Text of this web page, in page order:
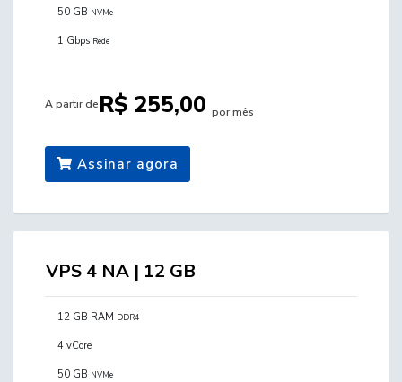
50 GB NVMe
1 Gbps Rede
A partir deR$ 255,00 por mês
Assinar agora
VPS 4 NA | 12 GB
12 GB RAM DDR4
4 vCore
50 GB NVMe